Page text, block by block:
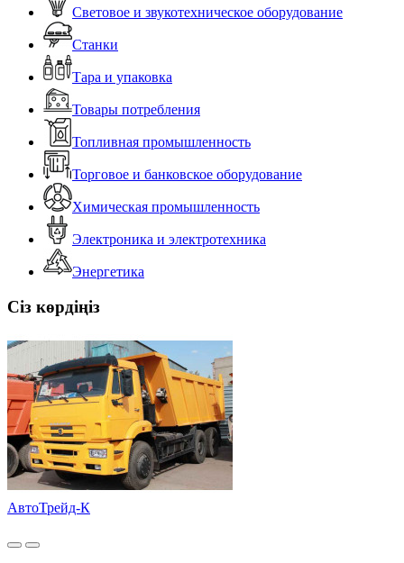
Световое и звукотехническое оборудование
Станки
Тара и упаковка
Товары потребления
Топливная промышленность
Торговое и банковское оборудование
Химическая промышленность
Электроника и электротехника
Энергетика
Сіз көрдіңіз
АвтоТрейд-К